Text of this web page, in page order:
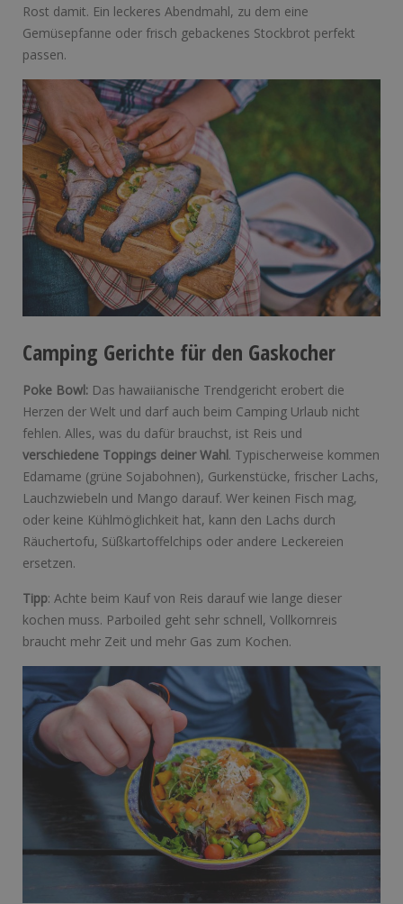
Rost damit. Ein leckeres Abendmahl, zu dem eine
Gemüsepfanne oder frisch gebackenes Stockbrot perfekt
passen.
Camping Gerichte für den Gaskocher
Poke Bowl: Das hawaiianische Trendgericht erobert die
Herzen der Welt und darf auch beim Camping Urlaub nicht
fehlen. Alles, was du dafür brauchst, ist Reis und
verschiedene Toppings deiner Wahl. Typischerweise kommen
Edamame (grüne Sojabohnen), Gurkenstücke, frischer Lachs,
Lauchzwiebeln und Mango darauf. Wer keinen Fisch mag,
oder keine Kühlmöglichkeit hat, kann den Lachs durch
Räuchertofu, Süßkartoffelchips oder andere Leckereien
ersetzen.
Tipp: Achte beim Kauf von Reis darauf wie lange dieser
kochen muss. Parboiled geht sehr schnell, Vollkornreis
braucht mehr Zeit und mehr Gas zum Kochen.